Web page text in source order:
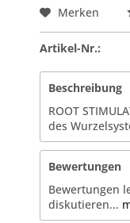
Merken
Artikel-Nr.:
Beschreibung
ROOT
des
Bewertungen
Bewertungen
diskutieren...